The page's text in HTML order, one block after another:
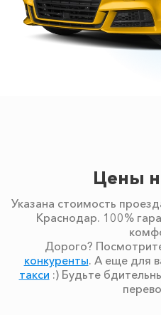
Цены
Указана стоимость
Краснодар. 100%
Дорого?
конкуренты. А еще для
такси :) Будьте